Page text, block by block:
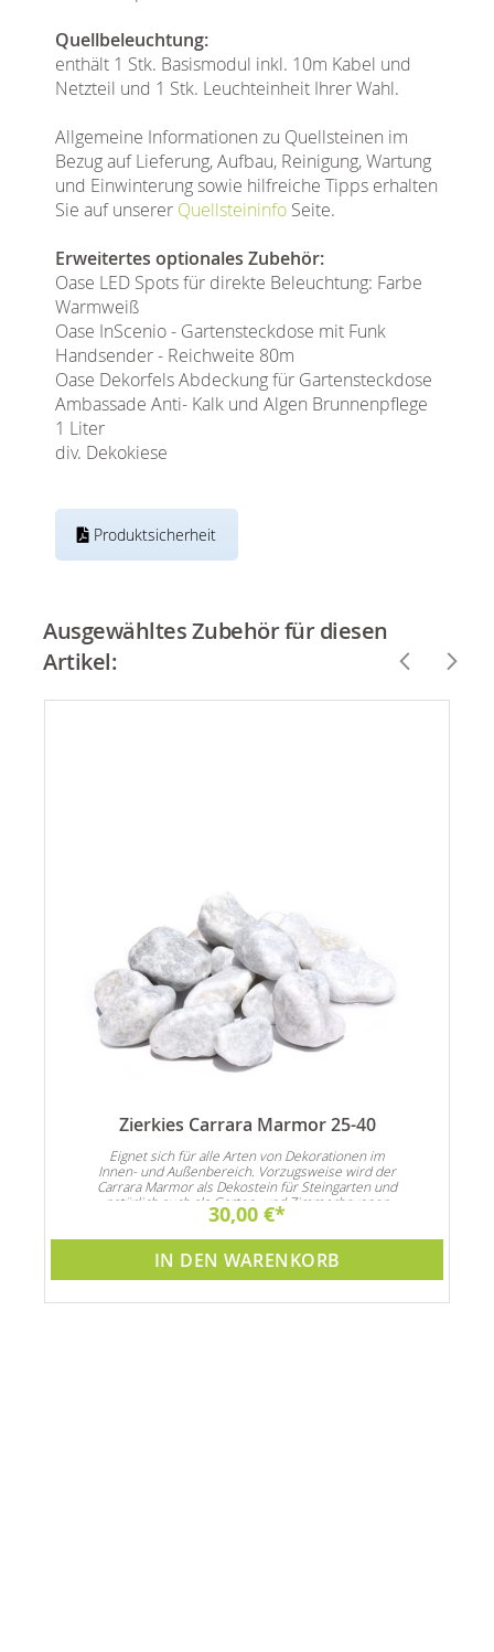
Quellbeleuchtung:
enthält 1 Stk. Basismodul inkl. 10m Kabel und
Netzteil und 1 Stk. Leuchteinheit Ihrer Wahl.
Allgemeine Informationen zu Quellsteinen im
Bezug auf Lieferung, Aufbau, Reinigung, Wartung
und Einwinterung sowie hilfreiche Tipps erhalten
Sie auf unserer Quellsteininfo Seite.
Erweitertes optionales Zubehör:
Oase LED Spots für direkte Beleuchtung: Farbe
Warmweiß
Oase InScenio - Gartensteckdose mit Funk
Handsender - Reichweite 80m
Oase Dekorfels Abdeckung für Gartensteckdose
Ambassade Anti- Kalk und Algen Brunnenpflege
1 Liter
div. Dekokiese
Produktsicherheit
Ausgewähltes Zubehör für diesen
Artikel:
Zierkies Carrara Marmor 25-40
Eignet sich für alle Arten von Dekorationen im
Innen- und Außenbereich. Vorzugsweise wird der
Carrara Marmor als Dekostein für Steingarten und
natürlich auch als Garten- und Zimmerbrunnen
Dekoration verwendet
30,00 €
IN DEN WARENKORB